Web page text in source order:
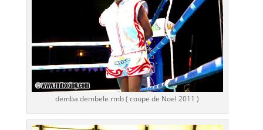
demba dembele rmb ( coupe de Noel 2011 )